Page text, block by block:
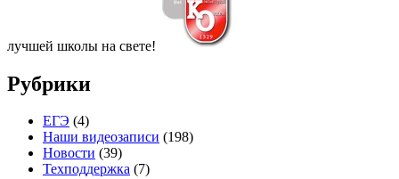
лучшей школы на свете!
Рубрики
ЕГЭ (4)
Наши видеозаписи (198)
Новости (39)
Техподдержка (7)